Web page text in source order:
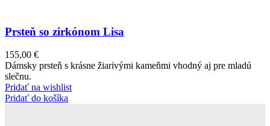
Prsteň so zirkónom Lisa
155,00 €
Dámsky prsteň s krásne žiarivými kameňmi vhodný aj pre mladú
slečnu.
Pridať na wishlist
Pridať do košíka